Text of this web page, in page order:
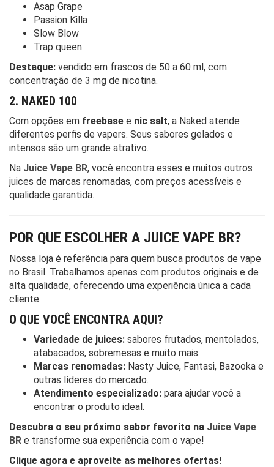
Asap Grape
Passion Killa
Slow Blow
Trap queen
Destaque: vendido em frascos de 50 a 60 ml, com
concentração de 3 mg de nicotina.
2. NAKED 100
Com opções em freebase e nic salt, a Naked atende
diferentes perfis de vapers. Seus sabores gelados e
intensos são um grande atrativo.
Na Juice Vape BR, você encontra esses e muitos outros
juices de marcas renomadas, com preços acessíveis e
qualidade garantida.
POR QUE ESCOLHER A JUICE VAPE BR?
Nossa loja é referência para quem busca produtos de vape
no Brasil. Trabalhamos apenas com produtos originais e de
alta qualidade, oferecendo uma experiência única a cada
cliente.
O QUE VOCÊ ENCONTRA AQUI?
Variedade de juices: sabores frutados, mentolados,
atabacados, sobremesas e muito mais.
Marcas renomadas: Nasty Juice, Fantasi, Bazooka e
outras líderes do mercado.
Atendimento especializado: para ajudar você a
encontrar o produto ideal.
Descubra o seu próximo sabor favorito na Juice Vape
BR e transforme sua experiência com o vape!
Clique agora e aproveite as melhores ofertas!